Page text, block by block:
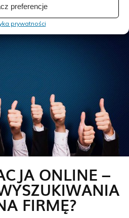
preferencje
prywatności
ONLINE –
FIRMĘ?